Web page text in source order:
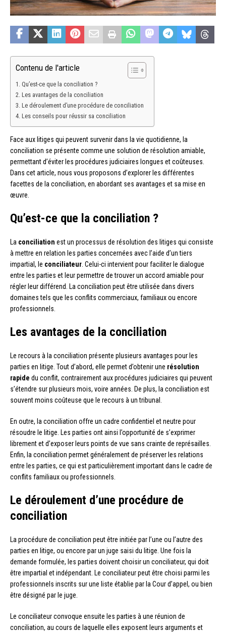
Contenu de l'article
Qu’est-ce que la conciliation ?
Les avantages de la conciliation
Le déroulement d’une procédure de conciliation
Les conseils pour réussir sa conciliation
Face aux litiges qui peuvent survenir dans la vie quotidienne, la
conciliation se présente comme une solution de résolution amiable,
permettant d’éviter les procédures judiciaires longues et coûteuses.
Dans cet article, nous vous proposons d’explorer les différentes
facettes de la conciliation, en abordant ses avantages et sa mise en
œuvre.
Qu’est-ce que la conciliation ?
La conciliation est un processus de résolution des litiges qui consiste
à mettre en relation les parties concernées avec l’aide d’un tiers
impartial, le conciliateur. Celui-ci intervient pour faciliter le dialogue
entre les parties et leur permettre de trouver un accord amiable pour
régler leur différend. La conciliation peut être utilisée dans divers
domaines tels que les conflits commerciaux, familiaux ou encore
professionnels.
Les avantages de la conciliation
Le recours à la conciliation présente plusieurs avantages pour les
parties en litige. Tout d’abord, elle permet d’obtenir une résolution
rapide du conflit, contrairement aux procédures judiciaires qui peuvent
s’étendre sur plusieurs mois, voire années. De plus, la conciliation est
souvent moins coûteuse que le recours à un tribunal.
En outre, la conciliation offre un cadre confidentiel et neutre pour
résoudre le litige. Les parties ont ainsi l’opportunité de s’exprimer
librement et d’exposer leurs points de vue sans crainte de représailles.
Enfin, la conciliation permet généralement de préserver les relations
entre les parties, ce qui est particulièrement important dans le cadre de
conflits familiaux ou professionnels.
Le déroulement d’une procédure de
conciliation
La procédure de conciliation peut être initiée par l’une ou l’autre des
parties en litige, ou encore par un juge saisi du litige. Une fois la
demande formulée, les parties doivent choisir un conciliateur, qui doit
être impartial et indépendant. Le conciliateur peut être choisi parmi les
professionnels inscrits sur une liste établie par la Cour d’appel, ou bien
être désigné par le juge.
Le conciliateur convoque ensuite les parties à une réunion de
conciliation, au cours de laquelle elles exposent leurs arguments et